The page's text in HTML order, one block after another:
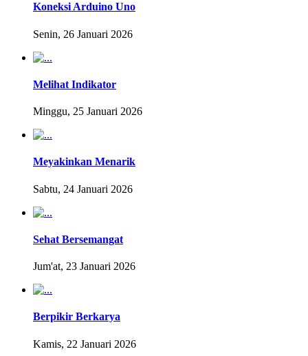
Koneksi Arduino Uno
Senin, 26 Januari 2026
Melihat Indikator
Minggu, 25 Januari 2026
Meyakinkan Menarik
Sabtu, 24 Januari 2026
Sehat Bersemangat
Jum'at, 23 Januari 2026
Berpikir Berkarya
Kamis, 22 Januari 2026